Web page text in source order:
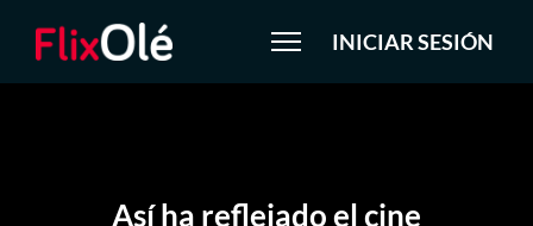
INICIAR SESIÓN
Así ha reflejado el cine